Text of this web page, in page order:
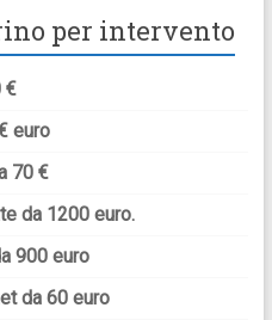
per intervento
€
euro
70 €
da 1200 euro.
900 euro
da 60 euro